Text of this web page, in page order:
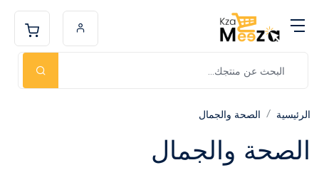
الرئيسية الصحة والجمال
الصحة والجمال